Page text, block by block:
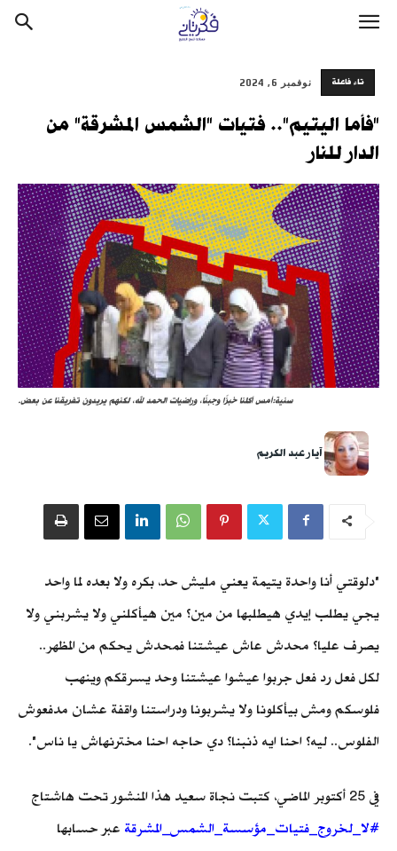
تاء فاعلة نوفمبر 6, 2024
"فأما اليتيم".. فتيات "الشمس المشرقة" من
الدار للنار
سنية:أمس أكلنا خبزًا وجبنًا، وراضيات الحمد لله، لكنهم يريدون تفريقنا عن بعض.
آيار عبد الكريم
"دلوقتي أنا واحدة يتيمة يعني مليش حد، بكره ولا بعده لما واحد
يجي يطلب إيدي هيطلبها من مين؟ مين هيأكلني ولا يشربني ولا
يصرف عليا؟ محدش عاش عيشتنا فمحدش يحكم من المظهر..
لكل فعل رد فعل جربوا عيشوا عيشتنا وحد يسرقكم وينهب
فلوسكم ومش بيأكلونا ولا يشربونا ودراستنا واقفة عشان مدفعوش
الفلوس.. ليه؟ احنا ايه ذنبنا؟ دي حاجه احنا مخترنهاش يا ناس".
في 25 أكتوبر الماضي، كتبت نجاة سعيد هذا المنشور تحت هاشتاج
#لا_لخروج_فتيات_مؤسسة_الشمس_المشرقة عبر حسابها